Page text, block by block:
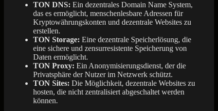
TON DNS: Ein dezentrales Domain Name System,
das es ermöglicht, menschenlesbare Adressen für
Kryptowährungskonten und dezentrale Websites zu
erstellen.
TON Storage: Eine dezentrale Speicherlösung, die
eine sichere und zensurresistente Speicherung von
Daten ermöglicht.
TON Proxy: Ein Anonymisierungsdienst, der die
Privatsphäre der Nutzer im Netzwerk schützt.
TON Sites: Die Möglichkeit, dezentrale Websites zu
hosten, die nicht zentralisiert abgeschaltet werden
können.